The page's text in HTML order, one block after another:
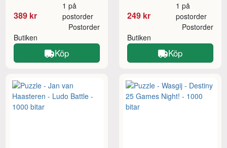
389 kr
1 på
postorder
Butiken
Postorder
Köp
249 kr
1 på
postorder
Butiken
Postorder
Köp